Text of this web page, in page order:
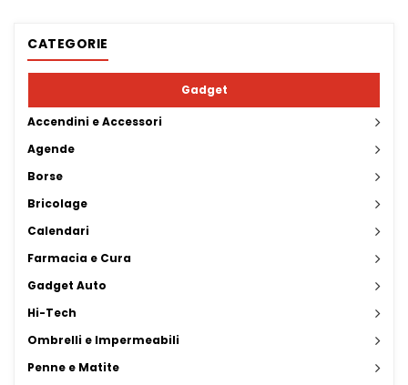
CATEGORIE
Gadget
Accendini e Accessori
Agende
Borse
Bricolage
Calendari
Farmacia e Cura
Gadget Auto
Hi-Tech
Ombrelli e Impermeabili
Penne e Matite